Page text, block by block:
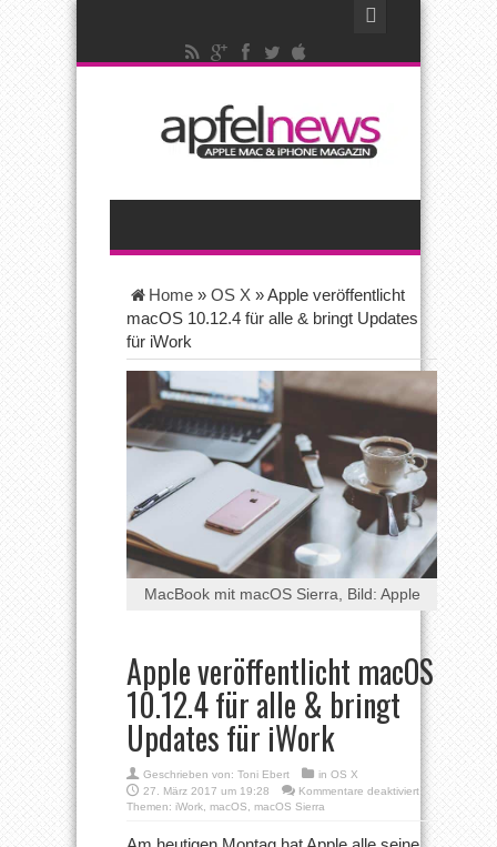
Home » OS X »Apple veröffentlicht
macOS 10.12.4 für alle & bringt Updates
für iWork
MacBook mit macOS Sierra, Bild: Apple
Apple veröffentlicht macOS
10.12.4 für alle & bringt
Updates für iWork
Geschrieben von: Toni Ebert in OS X
27. März 2017 um 19:28
Kommentare deaktiviertfür
Apple
veröffentlicht
macOS
Themen: iWork macOS macOS Sierra